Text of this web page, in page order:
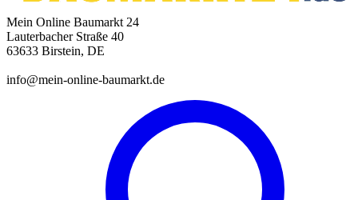
Mein Online Baumarkt 24
Lauterbacher Straße 40
63633 Birstein, DE
info@mein-online-baumarkt.de